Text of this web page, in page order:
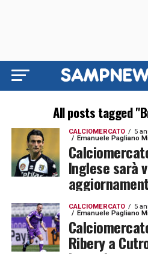
All posts tagged
CALCIOMERCATO
5
Emanuele Pagliano
Inglese sarà
CALCIOMERCATO
5
Emanuele Pagliano
Ribery a